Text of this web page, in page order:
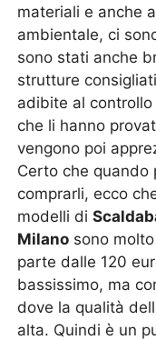
materiali e anche
ambientale, ci
sono stati anche
strutture
adibite al
che li hanno
vengono poi
Certo che quando
comprarli, ecco
modelli di
Milano sono
parte dalle 120
bassissimo, ma
dove la qualità
alta. Quindi è un